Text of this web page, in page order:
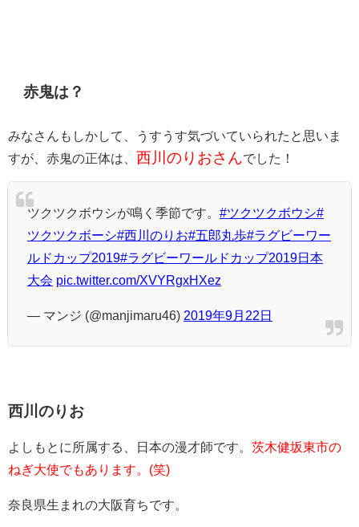
赤鬼は？
みなさんもしかして、うすうす気づいていられたと思いま
すが、赤鬼の正体は、
西川のりおさんでした！
ツクツクボウシが鳴く季節です。 #ツクツクボウシ#
ツクツクボーシ#西川のりお#五郎丸歩#ラグビーワー
ルドカップ2019#ラグビーワールドカップ2019日本
大会 pic.twitter.com/XVYRgxHXez
— マンジ (@manjimaru46) 2019年9月22日
西川のりお
よしもとに所属する、日本の漫才師です。 茨木健坂東市の
ねぎ大使でもあります。(笑)
奈良県生まれの大阪育ちです。